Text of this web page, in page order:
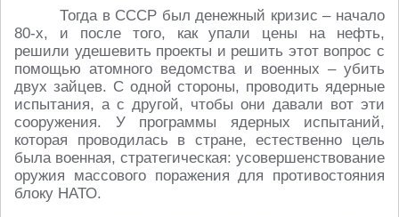
Тогда в СССР был денежный кризис – начало
80-х, и после того, как упали цены на нефть,
решили удешевить проекты и решить этот вопрос с
помощью атомного ведомства и военных – убить
двух зайцев. С одной стороны, проводить ядерные
испытания, а с другой, чтобы они давали вот эти
сооружения. У программы ядерных испытаний,
которая проводилась в стране, естественно цель
была военная, стратегическая: усовершенствование
оружия массового поражения для противостояния
блоку НАТО.